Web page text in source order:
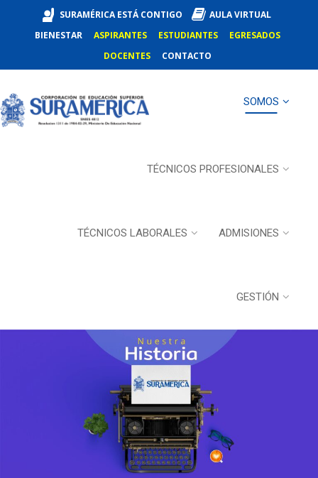
SURAMÉRICA ESTÁ CONTIGO
AULA VIRTUAL
BIENESTAR
ASPIRANTES ESTUDIANTES
EGRESADOS
DOCENTES
CONTACTO
SOMOS
TÉCNICOS PROFESIONALES
TÉCNICOS LABORALES ADMISIONES
GESTIÓN